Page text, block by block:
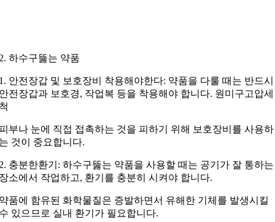
하수구뚫는 약품
안전장갑 및 보호장비 착용해야한다: 약품을 다룰 때는 반드시
전장갑과 보호경, 작업복 등을 착용해야 합니다. 원미구고압세
부나 눈에 직접 접촉하는 것을 피하기 위해 보호장비를 사용하
것이 중요합니다.
충분한환기: 하수구뚫는 약품을 사용할 때는 공기가 잘 통하는
소에서 작업하고, 환기를 충분히 시켜야 합니다.
품에 함유된 화학물질은 증발하면서 유해한 기체를 발생시킬
있으므로 실내 환기가 필요합니다.